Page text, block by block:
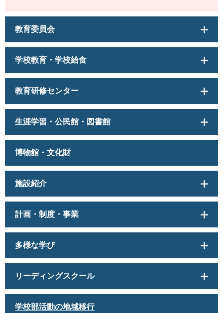
教育委員会
学校教育・学校給食
教育研修センター
生涯学習・公民館・図書館
博物館・文化財
施設紹介
計画・制度・事業
多様な学び
リーディングスクール
学校部活動の地域移行